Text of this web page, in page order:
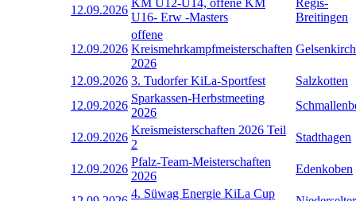
12.09.2026
U16- Erw -Masters
Breitingen
12.09.2026
offene
Kreismehrkampfmeisterschaften
2026
12.09.2026 3. Tudorfer KiLa-Sportfest
Salzkotten
12.09.2026
Sparkassen-Herbstmeeting
2026
12.09.2026
Kreismeisterschaften 2026 Teil
2
Stadthagen
12.09.2026
Pfalz-Team-Meisterschaften
2026
Edenkoben
4. Süwag Energie KiLa Cup